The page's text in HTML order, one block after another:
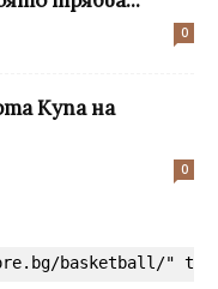
0
Купа на
0
basketball/"